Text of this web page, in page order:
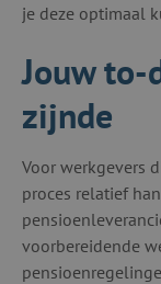
je deze optimaal
Jouw to-
zijnde
Voor werkgevers
proces relatief
voorbereidende